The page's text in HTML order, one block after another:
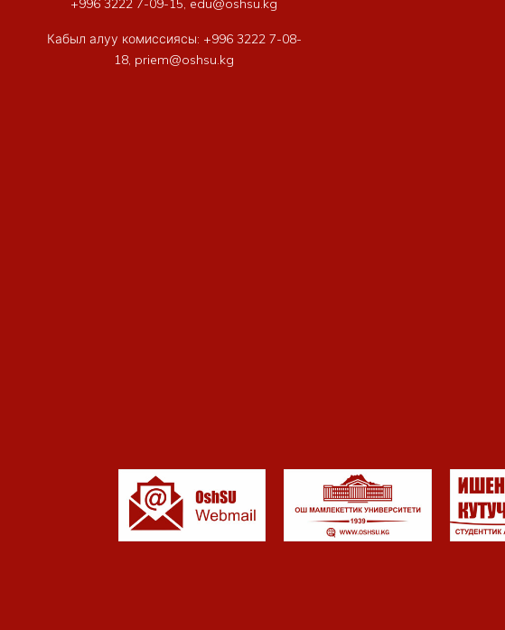
+996 3222 7-09-15, edu@oshsu.kg
Кабыл алуу комиссиясы: +996 3222 7-08-
18, priem@oshsu.kg